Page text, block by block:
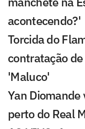
acontecendo?'
Torcida do
contratação
'Maluco'
Yan Diomande
perto do Real